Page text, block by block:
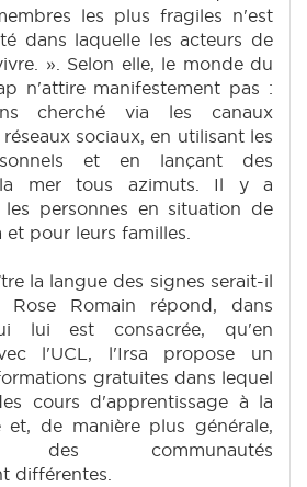
les plus fragiles n'est
dans laquelle les acteurs de
». Selon elle, le monde du
n'attire manifestement pas :
cherché via les canaux
sociaux, en utilisant les
et en lançant des
mer tous azimuts. Il y a
personnes en situation de
pour leurs familles.
la langue des signes serait-il
Rose Romain répond, dans
lui est consacrée, qu'en
l'UCL, l'Irsa propose un
gratuites dans lequel
cours d'apprentissage à la
et, de manière plus générale,
des communautés
différentes.